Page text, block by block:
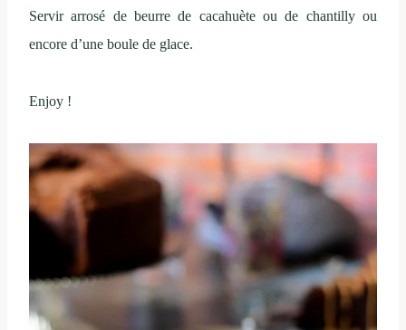
Servir arrosé de beurre de cacahuète ou de chantilly ou
encore d’une boule de glace.
Enjoy !